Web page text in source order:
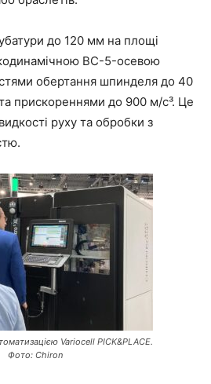
до 120 мм на площі
BC-5-осевою
обертання шпинделя до 40
прискореннями до 900 м/с³. Це
руху та обробки з
Variocell PICK&PLACE.
Фото: Chiron